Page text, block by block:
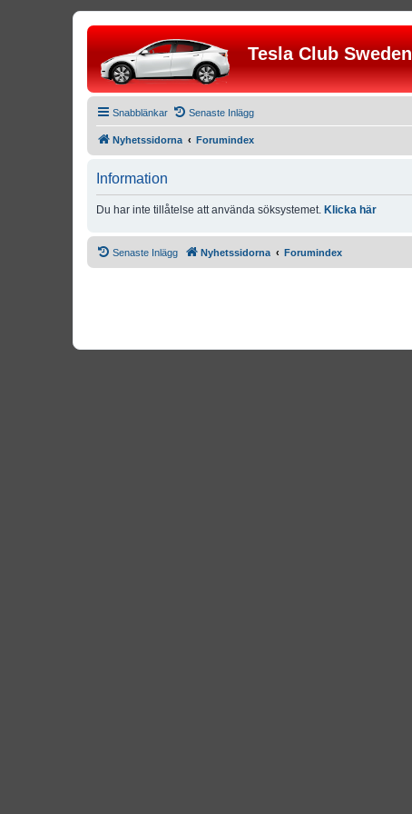
Tesla Club Sweden
Snabblänkar Senaste Inlägg
Nyhetssidorna Forumindex
Information
Du har inte tillåtelse att använda söksystemet. Klicka här
Senaste Inlägg Nyhetssidorna Forumindex